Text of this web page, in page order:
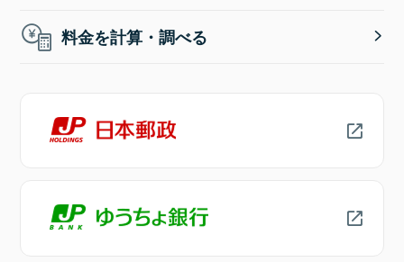
料金を計算・調べる